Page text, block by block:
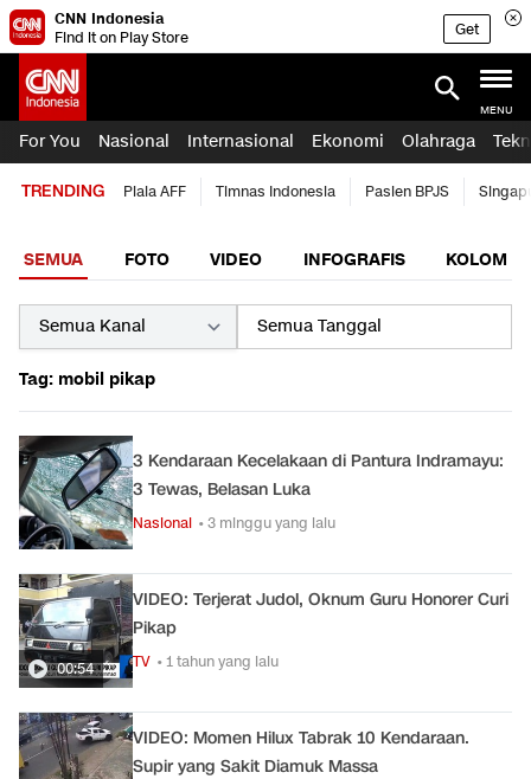
CNN Indonesia
Find it on Play Store
Get
MENU
For You Nasional Internasional Ekonomi Olahraga
TRENDING Piala AFF Timnas Indonesia Pasien BPJS
SEMUA FOTO VIDEO INFOGRAFIS KOLOM
Tag: mobil pikap
3 Kendaraan Kecelakaan di Pantura Indramayu:
3 Tewas, Belasan Luka
Nasional • 3 minggu yang lalu
00:54
VIDEO: Terjerat Judol, Oknum Guru Honorer Curi
Pikap
TV • 1 tahun yang lalu
VIDEO: Momen Hilux Tabrak 10 Kendaraan.
Supir yang Sakit Diamuk Massa